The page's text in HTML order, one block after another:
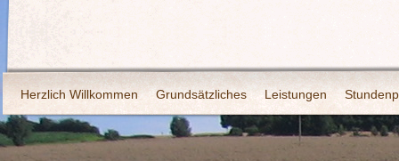
Herzlich Willkommen Grundsätzliches Leistungen